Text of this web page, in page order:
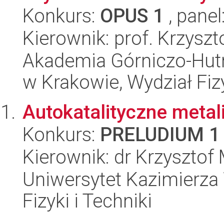
Konkurs: OPUS 1 ,
Kierownik: prof.
Akademia Górniczo-
w Krakowie, Wydział
Autokatalityczne
Konkurs: PRELUDIUM 1
Kierownik: dr Krzysztof
Uniwersytet Kazimierza
Fizyki i Techniki